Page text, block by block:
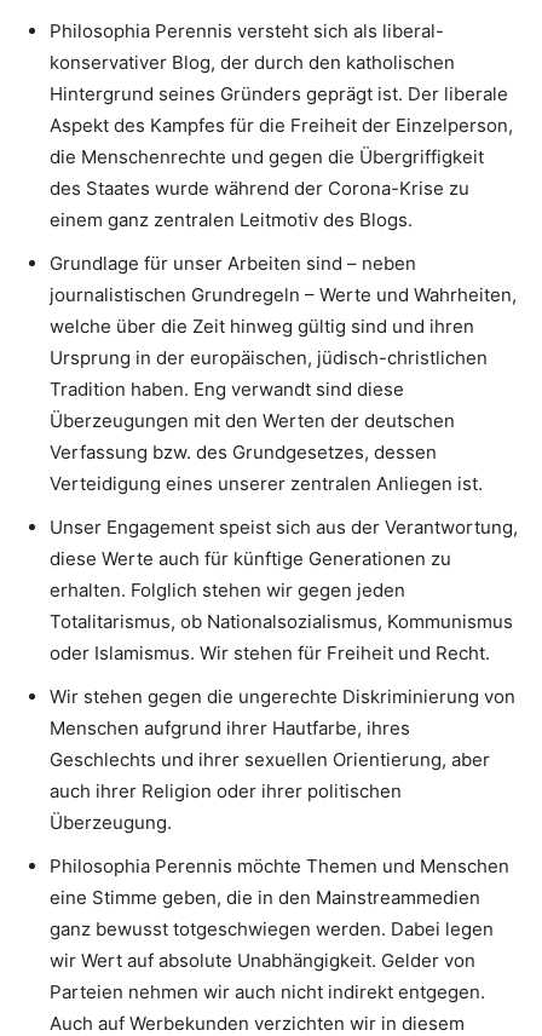
Philosophia Perennis versteht sich als liberal-
konservativer Blog, der durch den katholischen
Hintergrund seines Gründers geprägt ist. Der liberale
Aspekt des Kampfes für die Freiheit der Einzelperson,
die Menschenrechte und gegen die Übergriffigkeit
des Staates wurde während der Corona-Krise zu
einem ganz zentralen Leitmotiv des Blogs.
Grundlage für unser Arbeiten sind – neben
journalistischen Grundregeln – Werte und Wahrheiten,
welche über die Zeit hinweg gültig sind und ihren
Ursprung in der europäischen, jüdisch-christlichen
Tradition haben. Eng verwandt sind diese
Überzeugungen mit den Werten der deutschen
Verfassung bzw. des Grundgesetzes, dessen
Verteidigung eines unserer zentralen Anliegen ist.
Unser Engagement speist sich aus der Verantwortung,
diese Werte auch für künftige Generationen zu
erhalten. Folglich stehen wir gegen jeden
Totalitarismus, ob Nationalsozialismus, Kommunismus
oder Islamismus. Wir stehen für Freiheit und Recht.
Wir stehen gegen die ungerechte Diskriminierung von
Menschen aufgrund ihrer Hautfarbe, ihres
Geschlechts und ihrer sexuellen Orientierung, aber
auch ihrer Religion oder ihrer politischen
Überzeugung.
Philosophia Perennis möchte Themen und Menschen
eine Stimme geben, die in den Mainstreammedien
ganz bewusst totgeschwiegen werden. Dabei legen
wir Wert auf absolute Unabhängigkeit. Gelder von
Parteien nehmen wir auch nicht indirekt entgegen.
Auch auf Werbekunden verzichten wir in diesem